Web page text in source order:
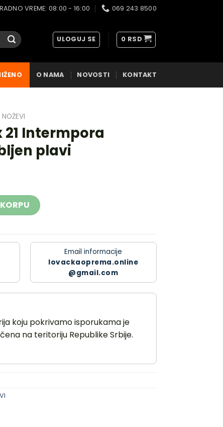
RADNO VREME: 08:00 - 16:00 069 243 8500
ULOGUJ SE 0 RSD
O NAMA NOVOSTI KONTAKT
21 Intermpora
plavi
kuhinjski nazubljen plavi količina
Email informacije
lovackaoprema.online
@gmail.com
koju pokrivamo isporukama je
na teritoriju Republike Srbije.